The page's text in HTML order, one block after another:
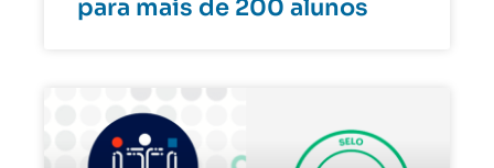
para mais de 200 alunos